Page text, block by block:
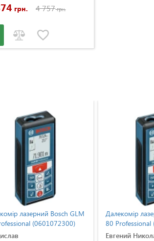
грн. 4 757грн.
лазерний Bosch GLM
(0601072300)
Далекомір
80
Евгений